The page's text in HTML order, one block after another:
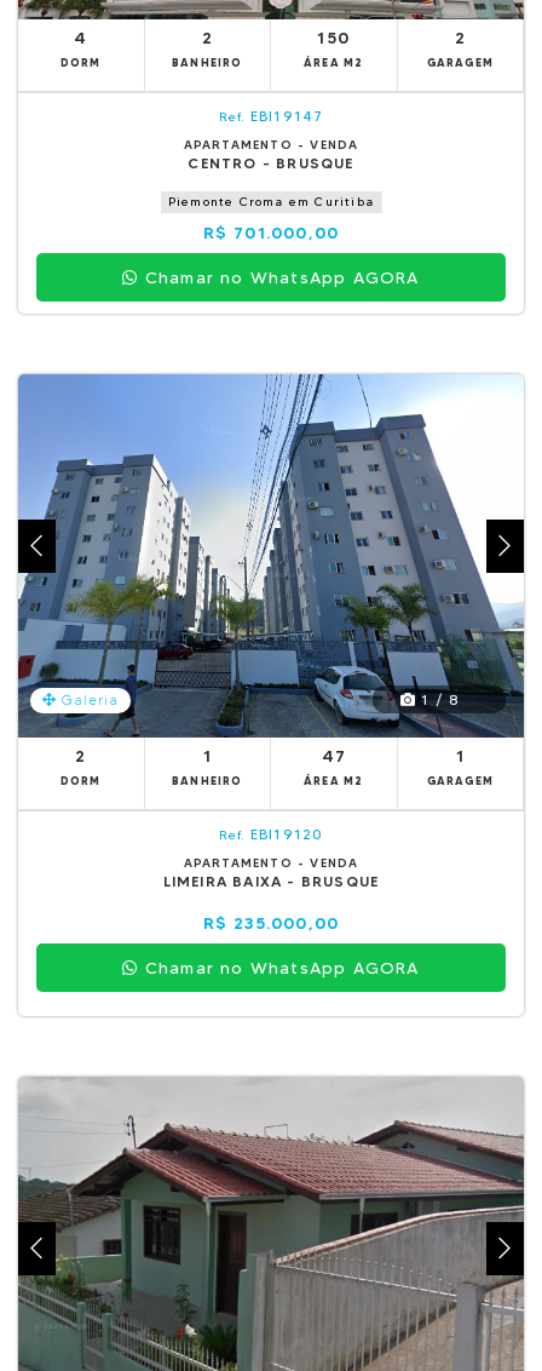
4
DORM
2
BANHEIRO
150
ÁREA M2
2
GARAGEM
Ref. EBI19147
APARTAMENTO - VENDA
CENTRO - BRUSQUE
Piemonte Croma em Curitiba
R$ 701.000,00
Chamar no WhatsApp AGORA
Galeria 1 / 8
2
DORM
1
BANHEIRO
47
ÁREA M2
1
GARAGEM
Ref. EBI19120
APARTAMENTO - VENDA
LIMEIRA BAIXA - BRUSQUE
R$ 235.000,00
Chamar no WhatsApp AGORA